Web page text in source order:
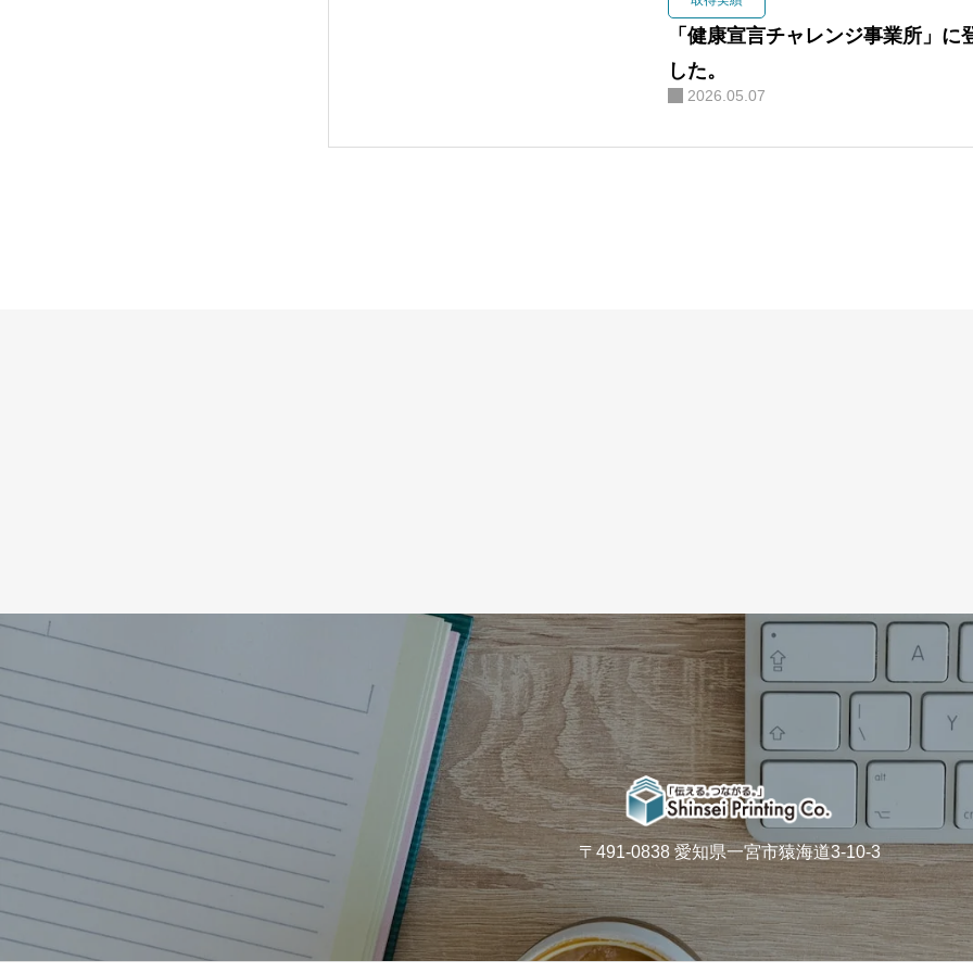
「健康宣言チャレンジ事業所」に
した。
2026.05.07
〒491-0838 愛知県一宮市猿海道3-10-3